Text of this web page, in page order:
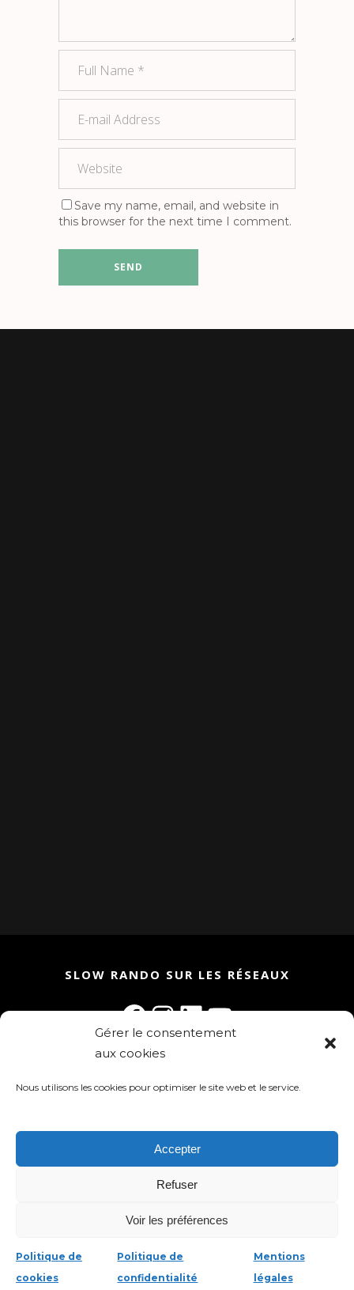
Gérer le consentement
aux cookies
Nous utilisons les cookies pour optimiser le site web et le service.
Accepter
Refuser
Voir les préférences
Politique de
cookies
Politique de
confidentialité
Mentions
légales
Save my name, email, and website in
this browser for the next time I comment.
SLOW RANDO SUR LES RÉSEAUX
Facebook
Instagram
LinkedIn
YouTube
Rejoignez la communauté Slow Rando
Mentions légales-Politique de